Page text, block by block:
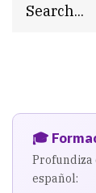
🎓
Profundiza
español: